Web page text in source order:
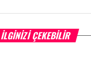
İLGINIZI ÇEKEBILIR